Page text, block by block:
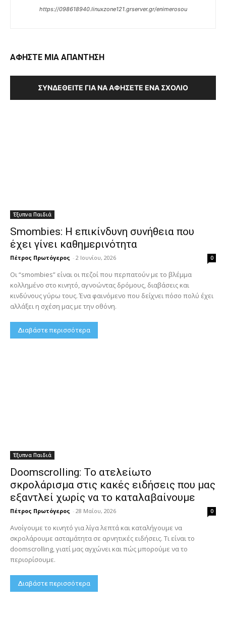
https://098618940.linuxzone121.grserver.gr/enimerosou
ΑΦΗΣΤΕ ΜΙΑ ΑΠΑΝΤΗΣΗ
ΣΥΝΔΕΘΕΊΤΕ ΓΙΑ ΝΑ ΑΦΉΣΕΤΕ ΈΝΑ ΣΧΌΛΙΟ
Έξυπνα Παιδιά
Smombies: Η επικίνδυνη συνήθεια που
έχει γίνει καθημερινότητα
Πέτρος Πρωτόγερος - 2 Ιουνίου, 2026 0
Οι “smombies” είναι οι πεζοί που περπατούν με το βλέμμα
κολλημένο στο κινητό, αγνοώντας δρόμους, διαβάσεις και
κινδύνους γύρω τους. Ένα φαινόμενο που δείχνει πόσο πολύ έχει
αλλάξει η σχέση μας με την οθόνη.
Διαβάστε περισσότερα
Έξυπνα Παιδιά
Doomscrolling: Το ατελείωτο
σκρολάρισμα στις κακές ειδήσεις που μας
εξαντλεί χωρίς να το καταλαβαίνουμε
Πέτρος Πρωτόγερος - 28 Μαΐου, 2026 0
Ανοίγουμε το κινητό για λίγα λεπτά και καταλήγουμε να
σκρολάρουμε ασταμάτητα σε αρνητικές ειδήσεις. Τι είναι το
doomscrolling, γιατί μας αγχώνει και πώς μπορούμε να το
περιορίσουμε.
Διαβάστε περισσότερα